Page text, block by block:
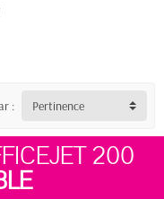
: Pertinence
200